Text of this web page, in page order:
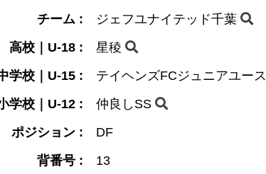
チーム :
ジェフユナイテッド千葉
高校｜U-18 :
星稜
学校｜U-15 :
テイヘンズFCジュニアユース
学校｜U-12 :
仲良しSS
ポジション :
DF
背番号 :
13